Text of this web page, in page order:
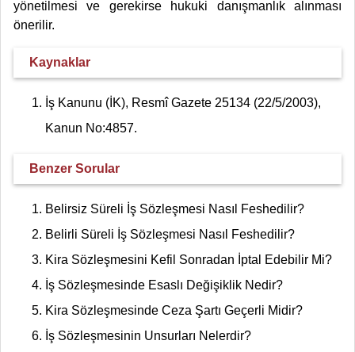
yönetilmesi ve gerekirse hukuki danışmanlık alınması
önerilir.
Kaynaklar
İş Kanunu (İK), Resmî Gazete 25134 (22/5/2003),
Kanun No:4857.
Benzer Sorular
Belirsiz Süreli İş Sözleşmesi Nasıl Feshedilir?
Belirli Süreli İş Sözleşmesi Nasıl Feshedilir?
Kira Sözleşmesini Kefil Sonradan İptal Edebilir Mi?
İş Sözleşmesinde Esaslı Değişiklik Nedir?
Kira Sözleşmesinde Ceza Şartı Geçerli Midir?
İş Sözleşmesinin Unsurları Nelerdir?